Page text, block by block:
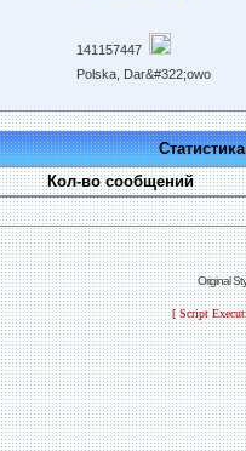
141157447
Polska, Dar&#322;owo
Кол-во сообщений
Original
[ Script